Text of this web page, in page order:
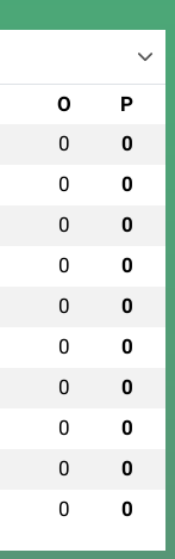
O P
0 0
0 0
0 0
0 0
0 0
0 0
0 0
0 0
0 0
0 0